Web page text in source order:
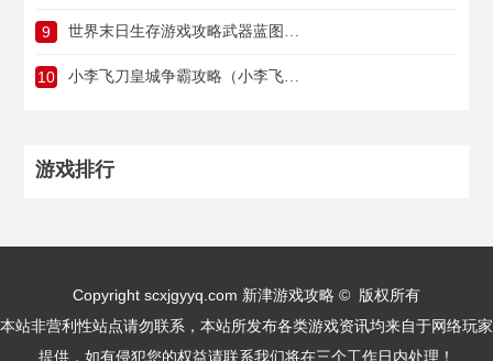
9 世界末日生存游戏攻略武器蓝图（世界末日生存游戏攻略武器蓝图在哪）
10 小李飞刀皇城争霸攻略（小李飞刀传承）
游戏排行
Copyright scxjgyyq.com 新津游戏攻略 © 版权所有
本站非营利性站点请勿联系，本站所发布各类游戏资讯均来自于网络玩家
提供，如有侵犯您的权益请联系我们将在三个工作日内处理！